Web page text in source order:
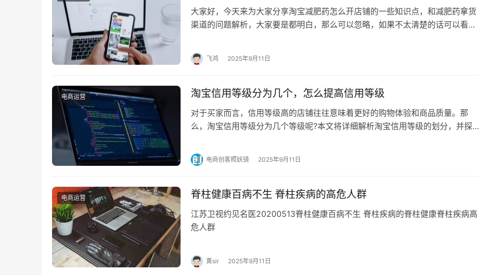
大家好，今天来为大家分享淘宝减肥药怎么开店铺的一些知识点，和减肥药拿货
渠道的问题解析，大家要是都明白，那么可以忽略，如果不太清楚的话可以看看
飞鸿 2025年9月11日
电商运营 淘宝信用等级分为几个，怎么提高信用等级
对于买家而言，信用等级高的店铺往往意味着更好的购物体验和商品质量。那
么，淘宝信用等级分为几个等级呢?本文将详细解析淘宝信用等级的划分，并探讨
电商创客照妖镜 2025年9月11日
电商运营 脊柱健康百病不生 脊柱疾病的高危人群
江苏卫视约见名医20200513脊柱健康百病不生 脊柱疾病的脊柱健康脊柱疾病高
危人群
黄sir 2025年9月11日